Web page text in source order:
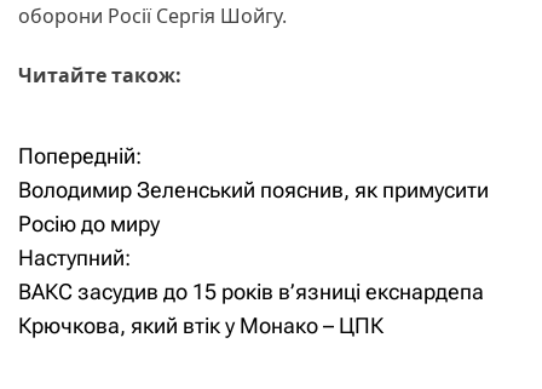
оборони Росії Сергія Шойгу.
Читайте також:
Н
а
в
і
Попередній:
Володимир Зеленський пояснив, як примусити
Росію до миру
Наступний:
ВАКС засудив до 15 років в’язниці екснардепа
Крючкова, який втік у Монако – ЦПК